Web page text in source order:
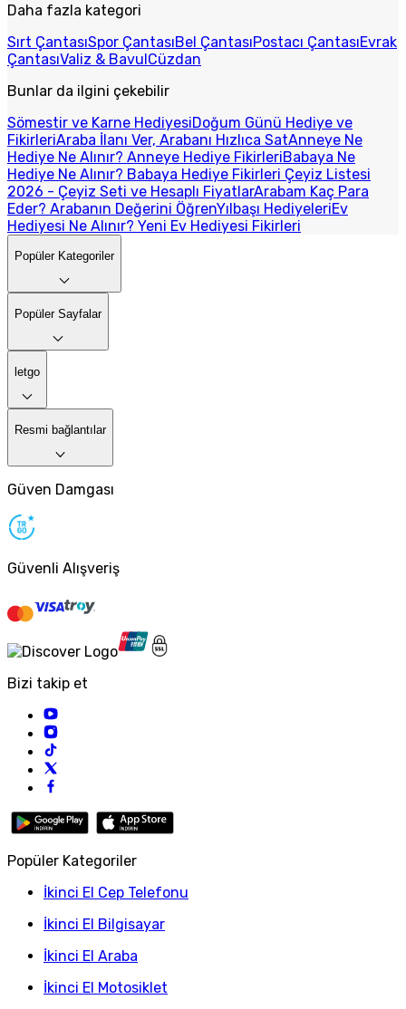
Daha fazla kategori
Sırt ÇantasıSpor ÇantasıBel ÇantasıPostacı ÇantasıEvrak
ÇantasıValiz & BavulCüzdan
Bunlar da ilgini çekebilir
Sömestir ve Karne HediyesiDoğum Günü Hediye ve
FikirleriAraba İlanı Ver, Arabanı Hızlıca SatAnneye Ne
Hediye Ne Alınır? Anneye Hediye FikirleriBabaya Ne
Hediye Ne Alınır? Babaya Hediye Fikirleri Çeyiz Listesi
2026 - Çeyiz Seti ve Hesaplı FiyatlarArabam Kaç Para
Eder? Arabanın Değerini ÖğrenYılbaşı HediyeleriEv
Hediyesi Ne Alınır? Yeni Ev Hediyesi Fikirleri
Popüler Kategoriler
Popüler Sayfalar
letgo
Resmi bağlantılar
Güven Damgası
Güvenli Alışveriş
Bizi takip et
Popüler Kategoriler
İkinci El Cep Telefonu
İkinci El Bilgisayar
İkinci El Araba
İkinci El Motosiklet